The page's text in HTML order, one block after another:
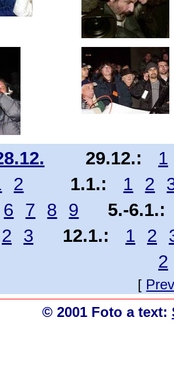
29.12.:
1
2 1.1.: 1 2
6 7 8 9
5.-6.1.:
2 3 12.1.: 1 2
2
[
© 2001 Foto a text: